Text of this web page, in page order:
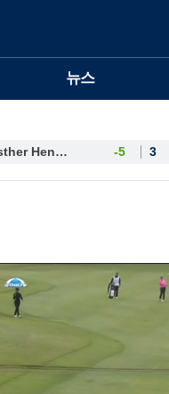
뉴스
Esther Henseleit -5 3